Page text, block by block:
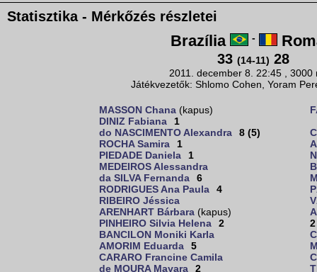
Statisztika - Mérkőzés részletei
Brazília -
33 (14-11) 28
2011. december 8. 22:45 , 3000
Játékvezetők: Shlomo Cohen, Yoram
MASSON Chana (kapus)
DINIZ Fabiana
1
do NASCIMENTO Alexandra
8 (5)
ROCHA Samira
1
PIEDADE Daniela
1
MEDEIROS Alessandra
da SILVA Fernanda
6
RODRIGUES Ana Paula
4
RIBEIRO Jéssica
ARENHART Bárbara (kapus)
PINHEIRO Silvia Helena
2
BANCILON Moniki Karla
AMORIM Eduarda
5
CARARO Francine Camila
de MOURA Mayara
2